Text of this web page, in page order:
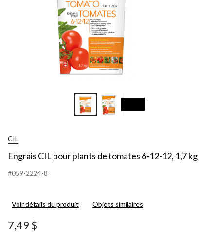
CIL
Engrais CIL pour plants de tomates 6-12-12, 1,7 kg
#059-2224-8
Voir détails du produit Objets similaires
7,49 $